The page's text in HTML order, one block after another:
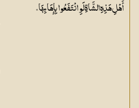
أَهْلِ هَذِهِ الشَّاةِ لَوِ انْتَفَعُوا بِإِهَابِهَا»